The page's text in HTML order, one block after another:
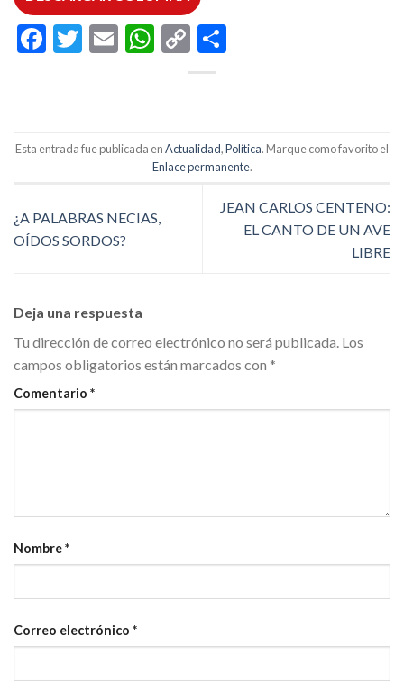
Facebook
Twitter
EmailWhatsApp
Copy
Link
Esta entrada fue publicada enActualidad,Política. Marque como favorito el
Enlace permanente.
¿A PALABRAS NECIAS,
OÍDOS SORDOS?
JEAN CARLOS CENTENO:
EL CANTO DE UN AVE
LIBRE
Deja una respuesta
Tu dirección de correo electrónico no será publicada. Los
campos obligatorios están marcados con *
Comentario *
Nombre*
Correo electrónico *